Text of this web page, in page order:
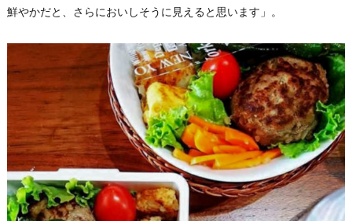
鮮やかだと、さらにおいしそうに見えると思います」。